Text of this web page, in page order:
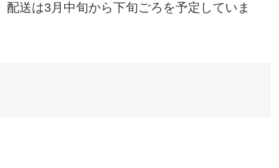
送は3月中旬から下旬ごろを予定していま